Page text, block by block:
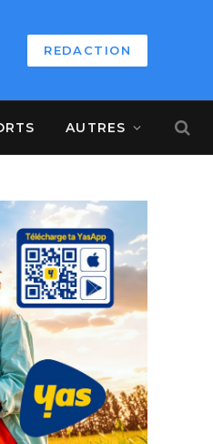
REDACTION
AUTRES